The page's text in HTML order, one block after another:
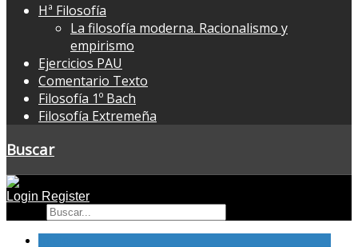
Hª Filosofía
La filosofía moderna. Racionalismo y
empirismo
Ejercicios PAU
Comentario Texto
Filosofía 1º Bach
Filosofía Extremeña
Buscar
Login Register